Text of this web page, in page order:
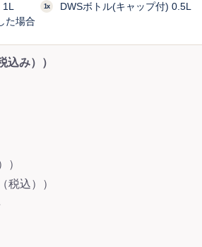
1x
DWSボトル(キャップ付) 0.5L
た場合
込み））
）
税込））